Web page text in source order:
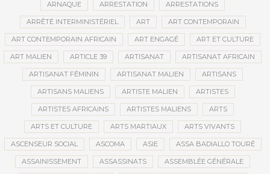
ARNAQUE ARRESTATION ARRESTATIONS
ARRÊTÉ INTERMINISTÉRIEL ART ART CONTEMPORAIN
ART CONTEMPORAIN AFRICAIN ART ENGAGÉ ART ET CULTURE
ART MALIEN ARTICLE 39 ARTISANAT ARTISANAT AFRICAIN
ARTISANAT FÉMININ ARTISANAT MALIEN ARTISANS
ARTISANS MALIENS ARTISTE MALIEN ARTISTES
ARTISTES AFRICAINS ARTISTES MALIENS ARTS
ARTS ET CULTURE ARTS MARTIAUX ARTS VIVANTS
ASCENSEUR SOCIAL ASCOMA ASIE ASSA BADIALLO TOURÉ
ASSAINISSEMENT ASSASSINATS ASSEMBLÉE GÉNÉRALE